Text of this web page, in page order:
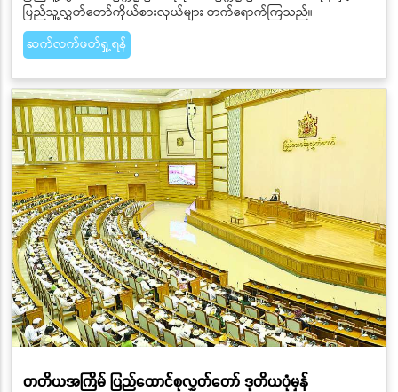
ပြည်သူ့လွှတ်တော်ကိုယ်စားလှယ်များ တက်ရောက်ကြသည်။
ဆက်လက်ဖတ်ရှု့ရန်
တတိယအကြိမ် ပြည်ထောင်စုလွှတ်တော် ဒုတိယပုံမှန်